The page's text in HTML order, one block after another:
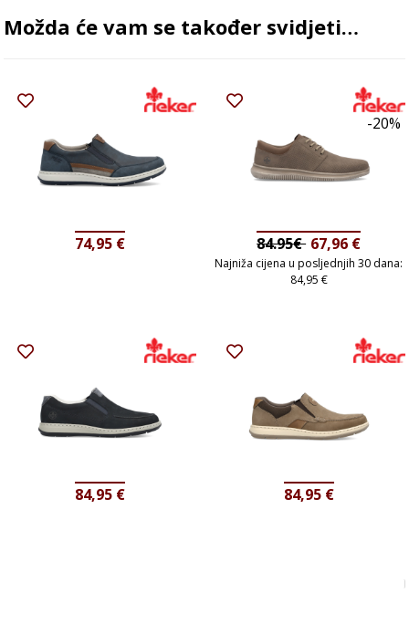
Možda će vam se također svidjeti…
74,95 €
-20%
84.95€ 67,96 €
Najniža cijena u posljednjih 30 dana:
84,95 €
84,95 € 84,95 €